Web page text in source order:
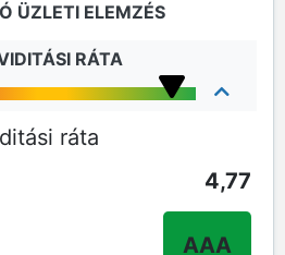
ÜZLETI ELEMZÉS
RÁTA
ráta
4,77
AAA